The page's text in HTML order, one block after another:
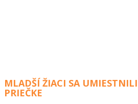
MLADŠÍ ŽIACI SA
PRIEČKE